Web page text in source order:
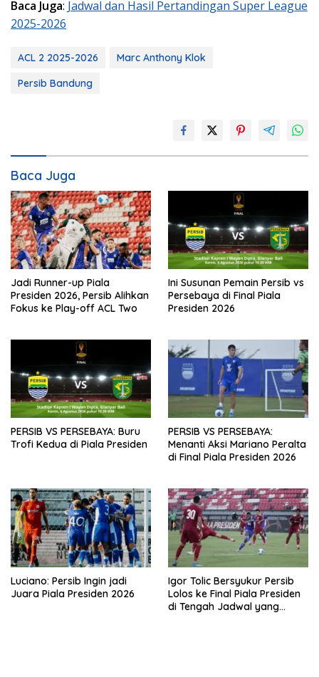
Baca Juga: Jadwal dan Hasil Pertandingan Super League
2025-2026
ACL 2 2025-2026
Marc Anthony Klok
Persib Bandung
Baca Juga
Jadi Runner-up Piala
Presiden 2026, Persib Alihkan
Fokus ke Play-off ACL Two
Ini Susunan Pemain Persib vs
Persebaya di Final Piala
Presiden 2026
PERSIB VS PERSEBAYA: Buru
Trofi Kedua di Piala Presiden
PERSIB VS PERSEBAYA:
Menanti Aksi Mariano Peralta
di Final Piala Presiden 2026
Luciano: Persib Ingin jadi
Juara Piala Presiden 2026
Igor Tolic Bersyukur Persib
Lolos ke Final Piala Presiden
di Tengah Jadwal yang